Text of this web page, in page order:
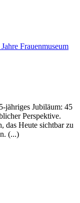
jähriges Jubiläum: 45
Perspektive.
das Heute sichtbar zu
(...)